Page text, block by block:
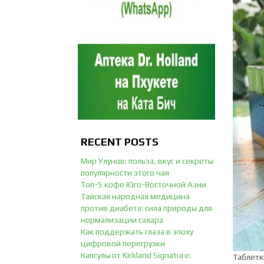
RECENT POSTS
Мир Улунов: польза, вкус и секреты
популярности этого чая
Топ-5 кофе Юго-Восточной Азии
Тайская народная медицина
против диабета: сила природы для
нормализации сахара
Как поддержать глаза в эпоху
цифровой перегрузки
Капсулы от Kirkland Signature: